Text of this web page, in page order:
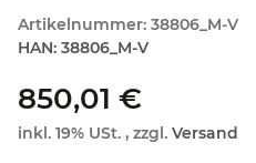
Artikelnummer: 38806_M-V
HAN: 38806_M-V
850,01 €
inkl. 19% USt. , zzgl. Versand